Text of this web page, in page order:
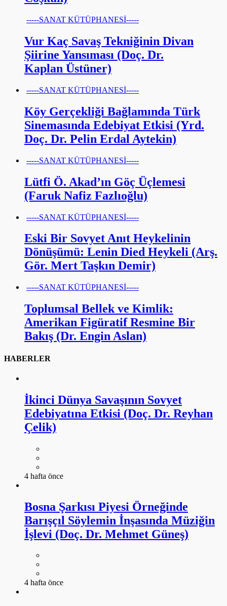
-----SANAT KÜTÜPHANESİ-----
Vur Kaç Savaş Tekniğinin Divan
Şiirine Yansıması (Doç. Dr.
Kaplan Üstüner)
-----SANAT KÜTÜPHANESİ-----
Köy Gerçekliği Bağlamında Türk
Sinemasında Edebiyat Etkisi (Yrd.
Doç. Dr. Pelin Erdal Aytekin)
-----SANAT KÜTÜPHANESİ-----
Lütfi Ö. Akad’ın Göç Üçlemesi
(Faruk Nafiz Fazlıoğlu)
-----SANAT KÜTÜPHANESİ-----
Eski Bir Sovyet Anıt Heykelinin
Dönüşümü: Lenin Died Heykeli (Arş.
Gör. Mert Taşkın Demir)
-----SANAT KÜTÜPHANESİ-----
Toplumsal Bellek ve Kimlik:
Amerikan Figüratif Resmine Bir
Bakış (Dr. Engin Aslan)
HABERLER
İkinci Dünya Savaşının Sovyet
Edebiyatına Etkisi (Doç. Dr. Reyhan
Çelik)
4 hafta önce
Bosna Şarkısı Piyesi Örneğinde
Barışçıl Söylemin İnşasında Müziğin
İşlevi (Doç. Dr. Mehmet Güneş)
4 hafta önce